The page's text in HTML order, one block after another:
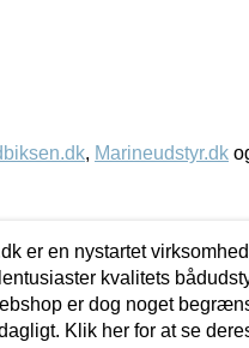
, Marineudstyr.dk
er en nystartet
kvalitets
er dog noget
Klik her for at se